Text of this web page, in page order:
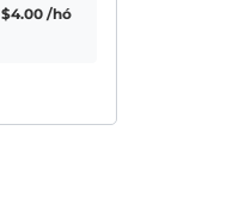
$4.00 /hó